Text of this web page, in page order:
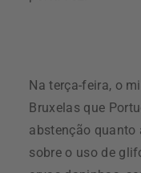
Na terça-feira, o
Bruxelas que
abstenção quanto
sobre o uso de